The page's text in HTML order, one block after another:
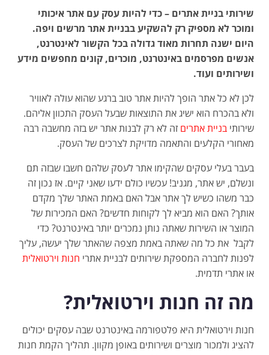
שירותי בניית אתרים – כדי להיות עסק עם אתר איכותי
ומוכר לא מספיק רק להשקיע בבניית אתר מרשים ויפה.
היום ישנה תחרות מאוד גדולה בכל הקשור לאינטרנט,
אנשים מפרסמים באינטרנט, מוכרים, קונים מחפשים מידע
ושירותים ועוד.
לכן לא כל אתר הופך להיות אתר טוב ברגע שהוא עולה לאוויר
ולא בהכרח הוא ישיג את התוצאות שבעל העסק התכוון אליהם.
שירותי בניית אתרים זה לא רק לבנות אתר יש בזה מחשבה רבה
מאחורי הקלעים והתאמה מדויקת לצרכים של העסק.
בעבר בעלי עסקים שהקימו אתר לעסק שלהם חשבו שבזה תם
ונשלם, יש אתר, מגניב! עכשיו כולם ידעו שאני קיים. אז נכון זה
כבר משהו כשיש לך אתר אבל האם באמת האתר שלך מקדם
אותך? האם הוא מביא לך לקוחות חדשים? האם המכירות של
המוצר או השירות שאתה נותן נמכרים יותר באינטרנט? כדי
לקבל את כל מה שאתה באמת מצפה שהאתר שלך יעשה, עליך
לפנות לחברה המספקת שירותים לבניית אתרי חנות וירטואלית
או אתרי תדמית.
מה זה חנות וירטואלית?
חנות וירטואלית היא פלטפורמה באינטרנט שבה עסקים יכולים
להציג ולמכור מוצרים ושירותים באופן מקוון. תהליך הקמת חנות